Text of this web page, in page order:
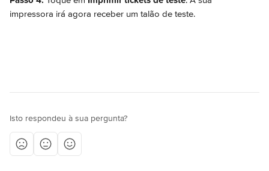
impressora irá agora receber um talão de teste.
Isto respondeu à sua pergunta?